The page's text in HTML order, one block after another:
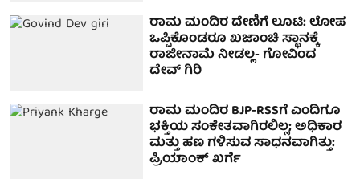
ರಾಮ ಮಂದಿರ ದೇಣಿಗೆ ಲೂಟಿ: ಲೋಪ
ಒಪ್ಪಿಕೊಂಡರೂ ಖಜಾಂಚಿ ಸ್ಥಾನಕ್ಕೆ
ರಾಜೀನಾಮೆ ನೀಡಲ್ಲ- ಗೋವಿಂದ
ದೇವ್ ಗಿರಿ
ರಾಮ ಮಂದಿರ BJP-RSSಗೆ ಎಂದಿಗೂ
ಭಕ್ತಿಯ ಸಂಕೇತವಾಗಿರಲಿಲ್ಲ; ಅಧಿಕಾರ
ಮತ್ತು ಹಣ ಗಳಿಸುವ ಸಾಧನವಾಗಿತ್ತು:
ಪ್ರಿಯಾಂಕ್ ಖರ್ಗೆ